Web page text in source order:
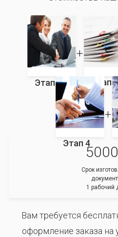
Этап 1 Этап 2
Этап 4
Срок
1 рабочий
Вам требуется
оформление заказа на